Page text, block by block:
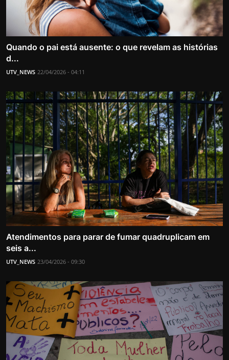
Quando o pai está ausente: o que revelam as histórias
d...
UTV_NEWS 22/04/2026 - 04:11
Atendimentos para parar de fumar quadruplicam em
seis a...
UTV_NEWS 23/04/2026 - 09:30